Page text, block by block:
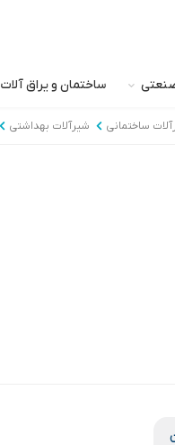
صنعتی ساختمان و یراق آلات
ساختمانی شیرآلات بهداشتی